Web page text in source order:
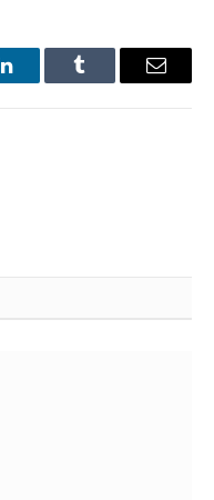
LinkedInTumblr Email